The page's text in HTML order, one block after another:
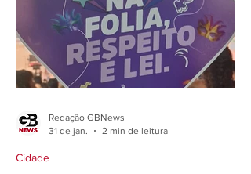
procuradas durante a folia momesca o
Centro continua em destaque, com
90,90%, s
Cidade
Redação GBNews
31 de jan.
2 min de leitura